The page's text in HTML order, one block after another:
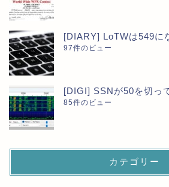
[DIARY] LoTWは549に
97件のビュー
[DIGI] SSNが50を切っ
85件のビュー
カテゴリー